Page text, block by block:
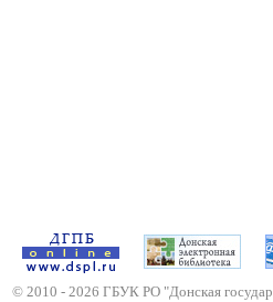
© 2010 - 2026 ГБУК РО "Донская